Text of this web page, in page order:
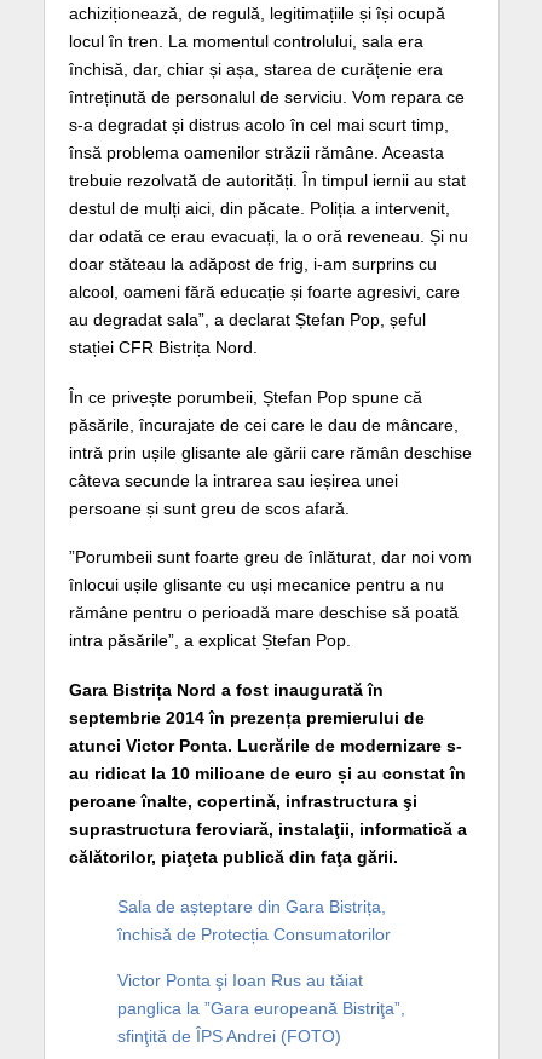
achiziționează, de regulă, legitimațiile și își ocupă
locul în tren. La momentul controlului, sala era
închisă, dar, chiar și așa, starea de curățenie era
întreținută de personalul de serviciu. Vom repara ce
s-a degradat și distrus acolo în cel mai scurt timp,
însă problema oamenilor străzii rămâne. Aceasta
trebuie rezolvată de autorități. În timpul iernii au stat
destul de mulți aici, din păcate. Poliția a intervenit,
dar odată ce erau evacuați, la o oră reveneau. Și nu
doar stăteau la adăpost de frig, i-am surprins cu
alcool, oameni fără educație și foarte agresivi, care
au degradat sala”, a declarat Ștefan Pop, șeful
stației CFR Bistrița Nord.
În ce privește porumbeii, Ștefan Pop spune că
păsările, încurajate de cei care le dau de mâncare,
intră prin ușile glisante ale gării care rămân deschise
câteva secunde la intrarea sau ieșirea unei
persoane și sunt greu de scos afară.
”Porumbeii sunt foarte greu de înlăturat, dar noi vom
înlocui ușile glisante cu uși mecanice pentru a nu
rămâne pentru o perioadă mare deschise să poată
intra păsările”, a explicat Ștefan Pop.
Gara Bistrița Nord a fost inaugurată în
septembrie 2014 în prezența premierului de
atunci Victor Ponta. Lucrările de modernizare s-
au ridicat la 10 milioane de euro și au constat în
peroane înalte, copertină, infrastructura şi
suprastructura feroviară, instalaţii, informatică a
călătorilor, piaţeta publică din faţa gării.
Sala de așteptare din Gara Bistrița,
închisă de Protecția Consumatorilor
Victor Ponta şi Ioan Rus au tăiat
panglica la ”Gara europeană Bistriţa”,
sfinţită de ÎPS Andrei (FOTO)